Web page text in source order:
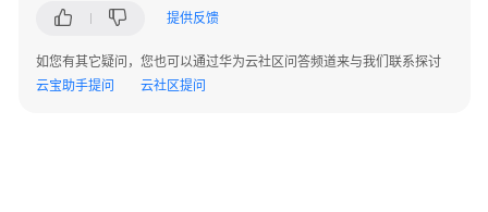
开
指
南
提供反馈
如您有其它疑问，您也可以通过华为云社区问答频道来与我们联系探讨
云宝助手提问
云社区提问